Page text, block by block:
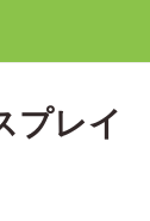
プレイ